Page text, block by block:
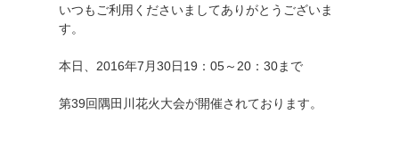
いつもご利用くださいましてありがとうございま
す。
本日、2016年7月30日19：05～20：30まで
第39回隅田川花火大会が開催されております。